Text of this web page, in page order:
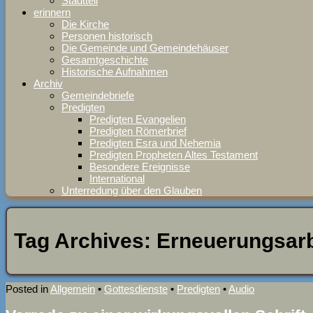
erinnern
Die Kirche
Personen historisch
Die Gemeinde und Gemeindehäuser
Gesamtgeschichte
Historische Aufnahmen
Archiv
Gemeindebriefe
Predigten
Predigten Evangelien
Predigten Römerbrief
Predigten Esra und Nehemia
Predigten Propheten Altes Testament
Besondere Ereignisse
International
Unterredung über den Glauben
Tag Archives:
Posted inAllgemein • Gottesdienste • Predigten •Audio